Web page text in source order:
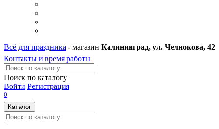
Всё для праздника - магазин Калининград, ул. Челнокова, 42
Контакты и время работы
Поиск по каталогу
Войти Регистрация
0
Каталог